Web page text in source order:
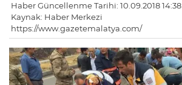
Haber Güncellenme Tarihi: 10.09.2018 14:38
Kaynak: Haber Merkezi
https://www.gazetemalatya.com/